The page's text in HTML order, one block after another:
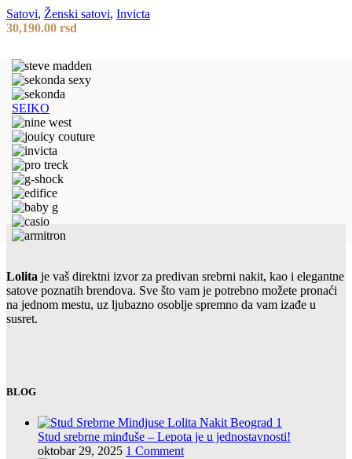
Satovi, Ženski satovi, Invicta
30,190.00 rsd
SEIKO
Lolita je vaš direktni izvor za predivan srebrni nakit, kao i elegantne
satove poznatih brendova. Sve što vam je potrebno možete pronaći
na jednom mestu, uz ljubazno osoblje spremno da vam izađe u
susret.
BLOG
Stud srebrne minđuše – Lepota je u jednostavnosti!
oktobar 29, 2025 1 Comment